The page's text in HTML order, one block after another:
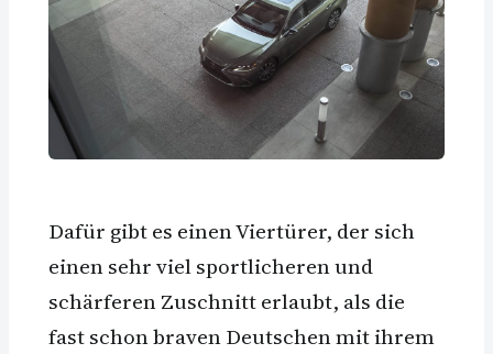
Dafür gibt es einen Viertürer, der sich
einen sehr viel sportlicheren und
schärferen Zuschnitt erlaubt, als die
fast schon braven Deutschen mit ihrem